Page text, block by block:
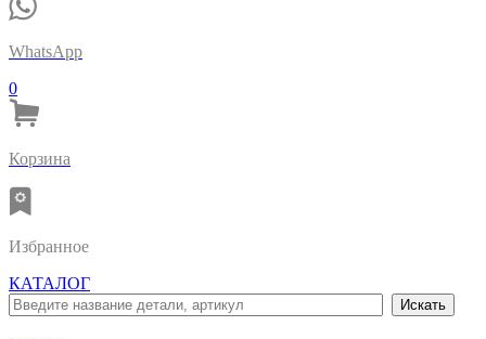
WhatsApp
0
Корзина
Избранное
КАТАЛОГ